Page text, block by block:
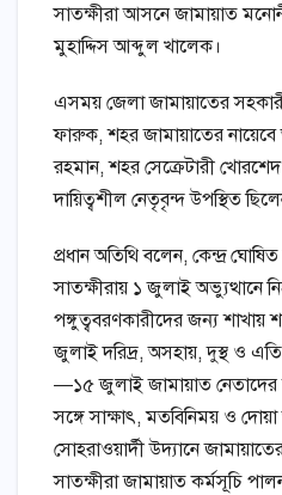
সাতক্ষীরা আসনে জামায়াত
মুহাদ্দিস আব্দুল খালেক।
এসময় জেলা জামায়াতের
ফারুক, শহর জামায়াতের
রহমান, শহর সেক্রেটারী
দায়িত্বশীল নেতৃবৃন্দ উপস্থিত
প্রধান অতিথি বলেন, কেন্দ্র
সাতক্ষীরায় ১ জুলাই অভ্যুত্থানে
পঙ্গুত্ববরণকারীদের জন্য শাখায়
জুলাই দরিদ্র, অসহায়, দুস্থ ও
—১৫ জুলাই জামায়াত
সঙ্গে সাক্ষাৎ, মতবিনিময় ও
সোহরাওয়ার্দী উদ্যানে
সাতক্ষীরা জামায়াত কর্মসূচি